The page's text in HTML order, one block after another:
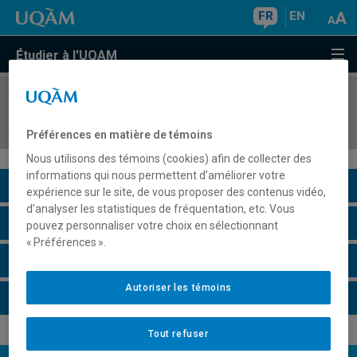
FR EN
Étudier à l'UQAM
COURS//
Description du cours
Horaire - Été 2026
Préférences en matière de témoins
Nous utilisons des témoins (cookies) afin de collecter des
informations qui nous permettent d’améliorer votre
expérience sur le site, de vous proposer des contenus vidéo,
d’analyser les statistiques de fréquentation, etc. Vous
pouvez personnaliser votre choix en sélectionnant
« Préférences ».
Tout refuser
Autoriser les témoins